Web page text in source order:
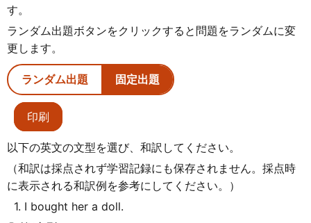
す。
ランダム出題ボタンをクリックすると問題をランダムに変
更します。
ランダム出題 固定出題
印刷
以下の英文の文型を選び、和訳してください。
（和訳は採点されず学習記録にも保存されません。採点時
に表示される和訳例を参考にしてください。）
1. I bought her a doll.